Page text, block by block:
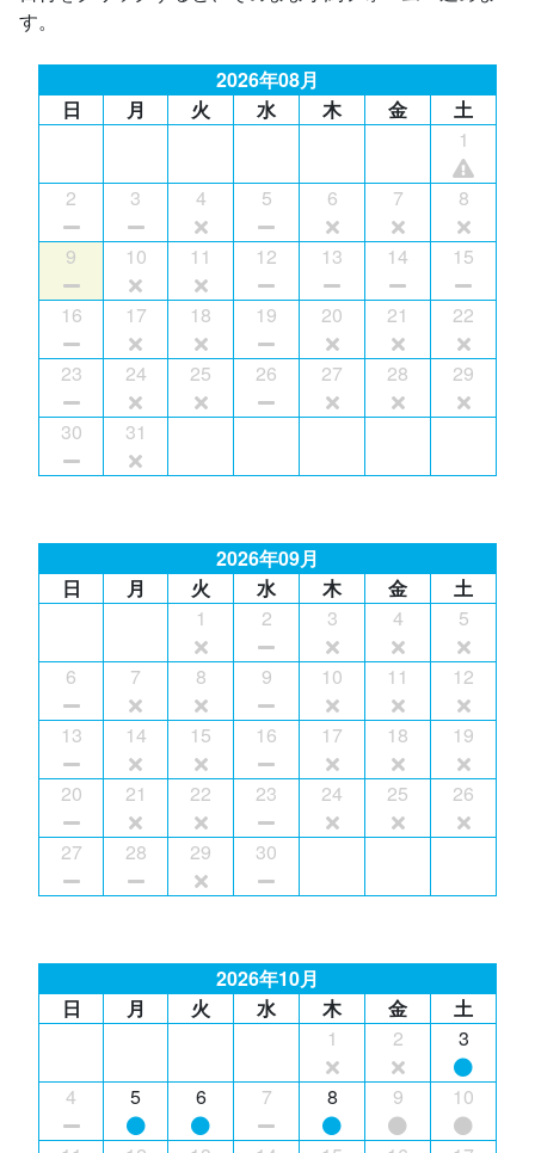
す。
2026年08月
日
月 火 水 木 金
土
1
2 3 4 5 6 7 8
9 10 11 12 13 14 15
16 17 18 19 20 21 22
23 24 25 26 27 28 29
30 31
2026年09月
日
月 火 水 木 金
土
1
2 3 4 5
6 7 8 9 10 11 12
13 14 15 16 17 18 19
20 21 22 23 24 25 26
27 28 29 30
2026年10月
日
月 火 水 木 金
土
1
2 3
4 5 6 7 8 9 10